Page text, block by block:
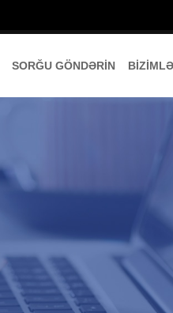
SORĞU GÖNDƏRIN